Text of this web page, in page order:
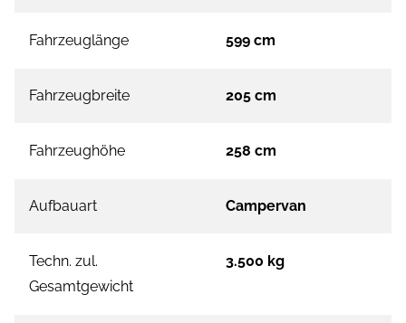
Fahrzeuglänge 599 cm
Fahrzeugbreite 205 cm
Fahrzeughöhe 258 cm
Aufbauart Campervan
Techn. zul.
Gesamtgewicht
3.500 kg